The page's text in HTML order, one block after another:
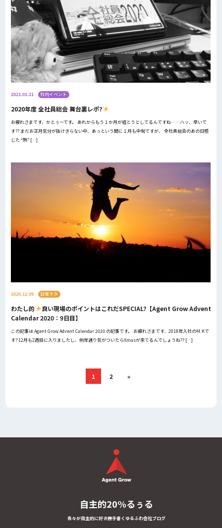
2021.01.21 社内イベント
2020年度 全社員総会 舞台裏レポ?
お疲れさまです、かとぅーです。 あれからもう１か月が経とうとしてるんですね……ハッ、早いで
す?? まだお正月気分が抜けきらない中、あっという間に１月も中旬ですが、 全社員総会のあの日感
じた “熱” […]
2020.12.09 日常ネタ
わたし的
良い現場のポイントはこれだSPECIAL?【Agent Grow Advent
Calendar 2020：9日目】
この記事は Agent Grow Advent Calendar 2020 の記事です。 お疲れさまです、2018年入社のM.Kで
す? 12月も2週目に入りましたし、例年通り気がついたらXmasが来てるんでしょうね?? […]
1 2 »
自主的20%るぅる
各々が自主的に好き勝手書くゆるふわ会社ブログ